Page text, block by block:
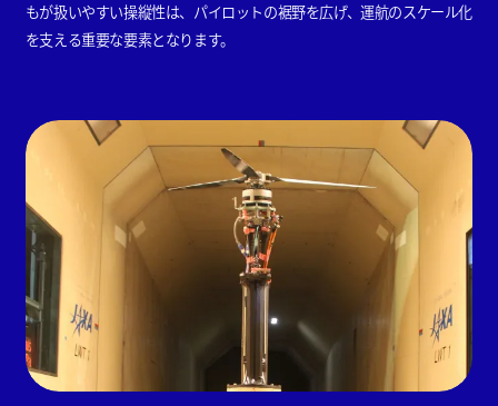
もが扱いやすい操縦性は、パイロットの裾野を広げ、運航のスケール化
を支える重要な要素となります。